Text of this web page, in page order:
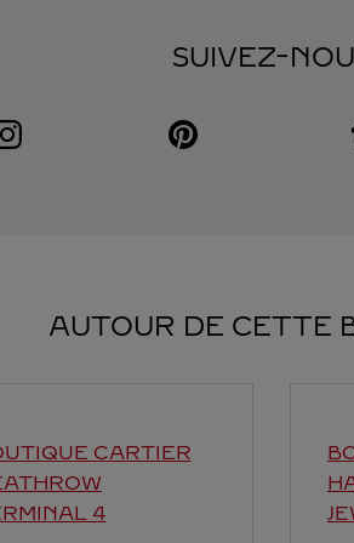
SUIVEZ-
Visit us on Instagram
Link Opens in New Tab Visit us on Pinterest
Link Opens in New Tab
AUTOUR DE CETTE
CARTIER
4